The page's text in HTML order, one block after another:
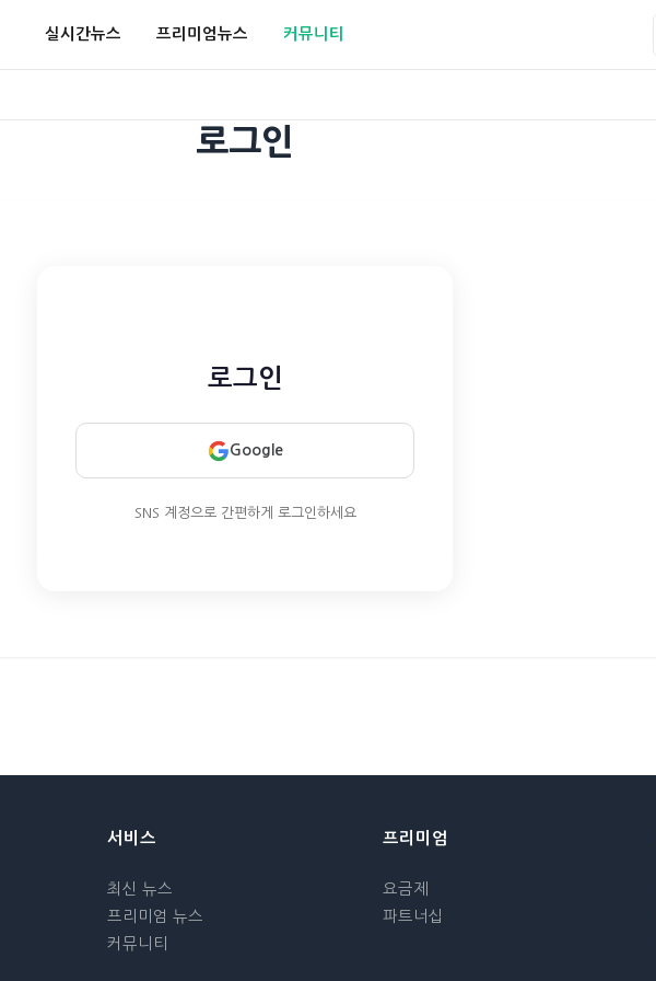
실시간뉴스 프리미엄뉴스 커뮤니티
로그인
로그인
Google
SNS 계정으로 간편하게 로그인하세요
서비스
최신 뉴스
프리미엄 뉴스
커뮤니티
프리미엄
요금제
파트너십